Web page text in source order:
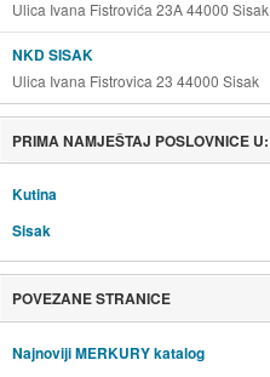
Ulica Ivana Fistrovića 23A 44000 Sisak
NKD SISAK
Ulica Ivana Fistrovica 23 44000 Sisak
PRIMA NAMJEŠTAJ POSLOVNICE U:
Kutina
Sisak
POVEZANE STRANICE
Najnoviji MERKURY katalog